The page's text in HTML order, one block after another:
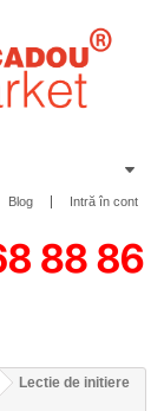
Intră în cont
Blog
Lectie de initiere